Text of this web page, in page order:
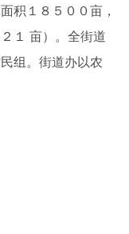
积１８５００亩，
１ 亩）。全街道
组。街道办以农